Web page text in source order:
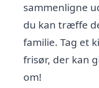
sammenligne
du kan træffe
familie. Tag et
frisør, der kan
om!